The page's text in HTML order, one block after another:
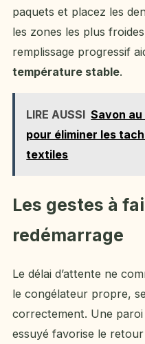
paquets et placez les
les zones les plus
remplissage progressif
température stable.
LIRE AUSSI Savon
pour éliminer les
textiles
Les gestes à
redémarrage
Le délai d’attente ne
le congélateur propre,
correctement. Une
essuyé favorise le